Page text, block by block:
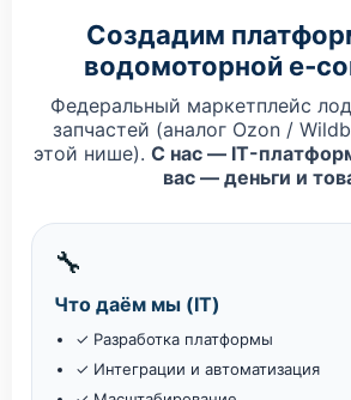
Создадим
водомоторной
Федеральный маркетплейс
запчастей (аналог Ozon /
этой нише). С нас — IT-
вас — деньги и
🔧
Что даём мы (IT)
✓ Разработка платформы
✓ Интеграции и автоматизация